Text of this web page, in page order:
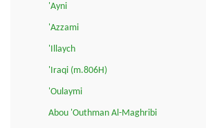
'Ayni
'Azzami
'Illaych
'Iraqi (m.806H)
'Oulaymi
Abou 'Outhman Al-Maghribi